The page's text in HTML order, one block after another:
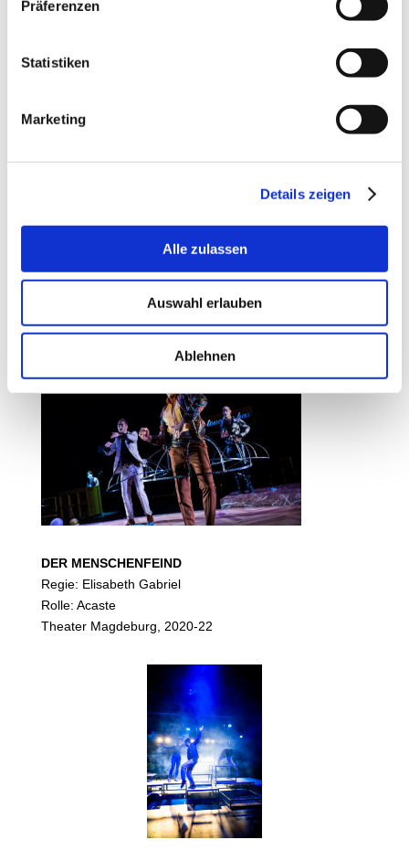
Präferenzen
Statistiken
Marketing
Details zeigen
Alle zulassen
Auswahl erlauben
Ablehnen
Regie: Fabian Alder
Theater Magdeburg, 2021-22
DER MENSCHENFEIND
Regie: Elisabeth Gabriel
Rolle: Acaste
Theater Magdeburg, 2020-22